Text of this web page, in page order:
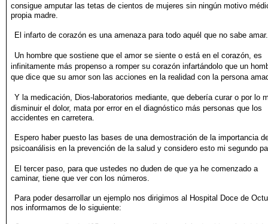
consigue amputar las tetas de cientos de mujeres sin ningún motivo
propia madre.
El infarto de corazón es una amenaza para todo aquél que no sabe amar.
Un hombre que sostiene que el amor se siente o está en el corazón, es
infinitamente más propenso a romper su corazón infartándolo que un
que dice que su amor son las acciones en la realidad con la persona
Y la medicación, Dios-laboratorios mediante, que debería curar o por lo
disminuir el dolor, mata por error en el diagnóstico más personas que los
accidentes en carretera.
Espero haber puesto las bases de una demostración de la importancia
psicoanálisis en la prevención de la salud y considero esto mi segundo
El tercer paso, para que ustedes no duden de que ya he comenzado a
caminar, tiene que ver con los números.
Para poder desarrollar un ejemplo nos dirigimos al Hospital Doce de
nos informamos de lo siguiente: